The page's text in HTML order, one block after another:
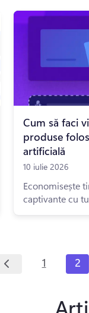
Cum să faci
produse
artificială
10 iulie 2026
Economisește
captivante cu
1 2